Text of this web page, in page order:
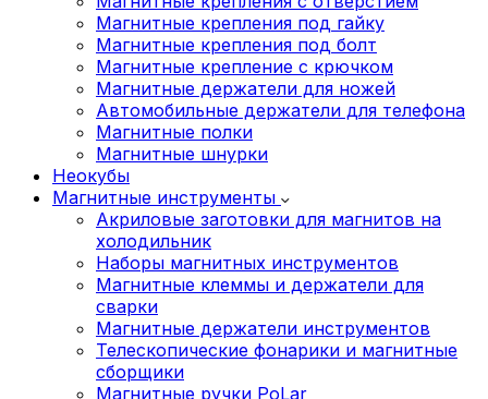
Магнитные крепления под гайку
Магнитные крепления под болт
Магнитные крепление с крючком
Магнитные держатели для ножей
Автомобильные держатели для телефона
Магнитные полки
Магнитные шнурки
Неокубы
Магнитные инструменты
Акриловые заготовки для магнитов на
холодильник
Наборы магнитных инструментов
Магнитные клеммы и держатели для
сварки
Магнитные держатели инструментов
Телескопические фонарики и магнитные
сборщики
Магнитные ручки PoLar